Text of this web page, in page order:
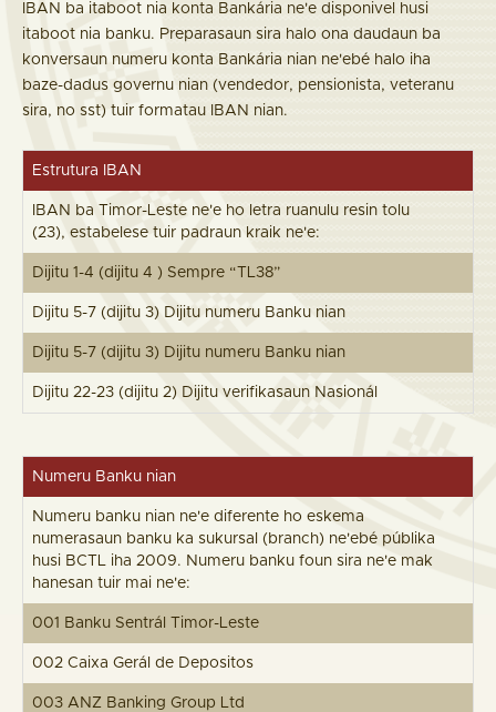
IBAN ba itaboot nia konta Bankária ne'e disponivel husi
itaboot nia banku. Preparasaun sira halo ona daudaun ba
konversaun numeru konta Bankária nian ne'ebé halo iha
baze-dadus governu nian (vendedor, pensionista, veteranu
sira, no sst) tuir formatau IBAN nian.
Estrutura IBAN
IBAN ba Timor-Leste ne'e ho letra ruanulu resin tolu
(23), estabelese tuir padraun kraik ne'e:
Dijitu 1-4 (dijitu 4 ) Sempre “TL38”
Dijitu 5-7 (dijitu 3) Dijitu numeru Banku nian
Dijitu 5-7 (dijitu 3) Dijitu numeru Banku nian
Dijitu 22-23 (dijitu 2) Dijitu verifikasaun Nasionál
Numeru Banku nian
Numeru banku nian ne'e diferente ho eskema
numerasaun banku ka sukursal (branch) ne'ebé públika
husi BCTL iha 2009. Numeru banku foun sira ne'e mak
hanesan tuir mai ne'e:
001 Banku Sentrál Timor-Leste
002 Caixa Gerál de Depositos
003 ANZ Banking Group Ltd